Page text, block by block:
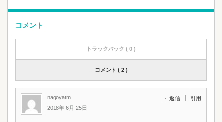
コメント
トラックバック ( 0 )
コメント ( 2 )
nagoyatm
2018年 6月 25日
返信 引用